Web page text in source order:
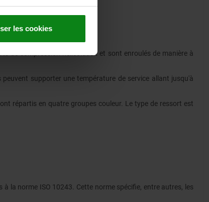
les cookies
de compression hélicoïdaux et sont enroulés de manière à
supporter une température de service allant jusqu'à
répartis en quatre groupes couleur. Le type de ressort est
la norme ISO 10243. Cette norme spécifie, entre autres, les